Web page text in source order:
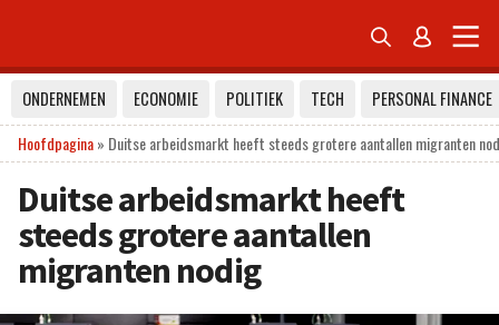
 
ONDERNEMEN ECONOMIE POLITIEK TECH
PERSONAL FINANCE
Hoofdpagina» Duitse arbeidsmarkt heeft steeds grotere aantallen migranten
Duitse arbeidsmarkt heeft
steeds grotere aantallen
migranten nodig